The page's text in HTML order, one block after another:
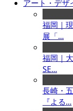
アート・デザ
福岡｜
展「...
福岡｜
SE...
長崎・
『よる...